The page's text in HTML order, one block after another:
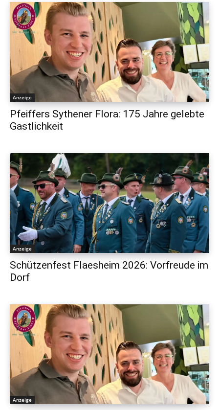
Anzeige
Pfeiffers Sythener Flora: 175 Jahre gelebte
Gastlichkeit
Anzeige
Schützenfest Flaesheim 2026: Vorfreude im
Dorf
Anzeige